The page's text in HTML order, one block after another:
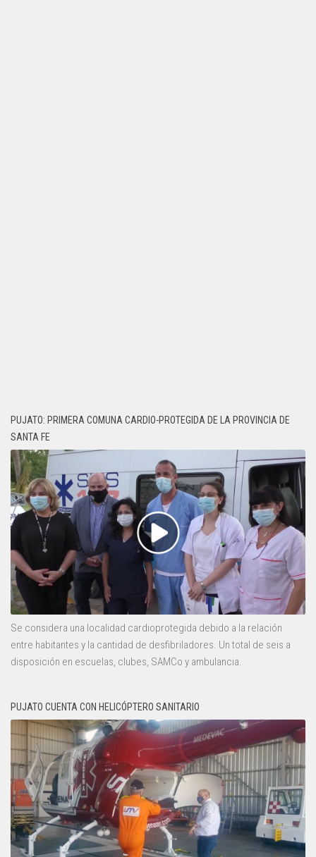
PUJATO: PRIMERA COMUNA CARDIO-PROTEGIDA DE LA PROVINCIA DE
SANTA FE
Se considera una localidad cardioprotegida debido a la relación
entre habitantes y la cantidad de desfibriladores. Un total de seis a
disposición en escuelas, clubes, SAMCo y ambulancia.
PUJATO CUENTA CON HELICÓPTERO SANITARIO